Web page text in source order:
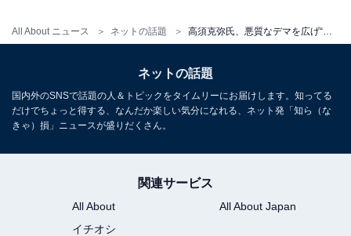
All About ニュース ネットの話題
ネットの話題
国内外のSNSで話題の人＆トピックをタイムリーにお届けします。知ってる
だけでちょっと得する、なんだか楽しい気分になれる、ネット発「知ら（な
きゃ）損」ニュースが盛りだくさん。
関連サービス
All About
All About Japan
イチオシ